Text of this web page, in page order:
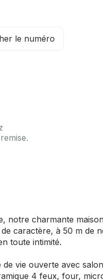
le numéro
notre charmante
caractère, à 50 m de
toute intimité.
vie ouverte avec
4 feux, four,